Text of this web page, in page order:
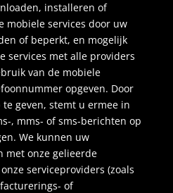
installeren of
mobiele services door uw
of beperkt, en mogelijk
services met alle providers
van de mobiele
opgeven. Door
geven, stemt u ermee in
, mms- of sms-berichten op
We kunnen uw
met onze gelieerde
serviceproviders (zoals
of